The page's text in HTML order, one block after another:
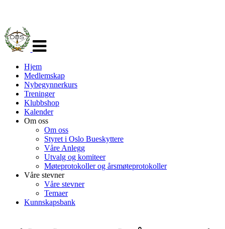
navigasjon
Hjem
Medlemskap
Nybegynnerkurs
Treninger
Klubbshop
Kalender
Om oss
Om oss
Styret i Oslo Bueskyttere
Våre Anlegg
Utvalg og komiteer
Møteprotokoller og årsmøteprotokoller
Våre stevner
Våre stevner
Temaer
Kunnskapsbank